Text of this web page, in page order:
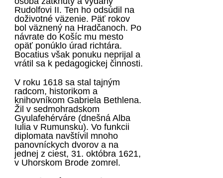
Rudolfovi II. Ten ho odsúdil na
doživotné väzenie. Päť rokov
bol väznený na Hradčanoch. Po
návrate do Košíc mu mesto
opäť ponúklo úrad richtára.
Bocatius však ponuku neprijal a
vrátil sa k pedagogickej činnosti.
V roku 1618 sa stal tajným
radcom, historikom a
knihovníkom Gabriela Bethlena.
Žil v sedmohradskom
Gyulafehérváre (dnešná Alba
Iulia v Rumunsku). Vo funkcii
diplomata navštívil mnoho
panovníckych dvorov a na
jednej z ciest, 31. októbra 1621,
v Uhorskom Brode zomrel.